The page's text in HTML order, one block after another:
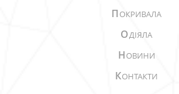
ПОКРИВАЛА
ОДІЯЛА
НОВИНИ
КОНТАКТИ